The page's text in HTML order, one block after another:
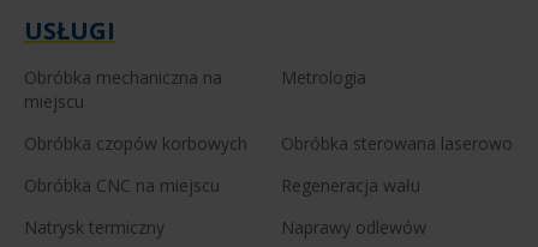
USŁUGI
Obróbka mechaniczna na
miejscu
Metrologia
Obróbka czopów korbowych
Obróbka sterowana laserowo
Obróbka CNC na miejscu
Regeneracja wału
Natrysk termiczny
Naprawy odlewów